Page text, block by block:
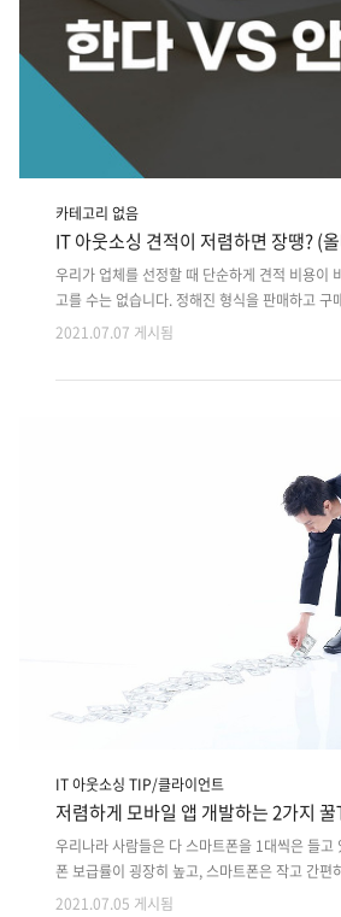
카테고리 없음
IT 아웃소싱 견적이 저렴하면 장땡? (
는 법)
우리가 업체를 선정할 때 단순하게 견적 비용이
고를 수는 없습니다. 정해진 형식을 판매하고 구
와는 다르게 고객이 직접 의뢰하고 개발업체가
지에 대한 공부가 우선 필요합니다! 첫째, 견적
요, 고객이 직접 의뢰하여 개발자가 수행해주는
인만큼 프로젝트를 기준으로 하여 기술 전문가들
하는 것입니다. 예) 기간(개월) X 프로젝트 총 투
2021.07.07 게시됨
IT 아웃소싱 TIP/클라이언트
저렴하게 모바일 앱 개발하는 2가지
우리나라 사람들은 다 스마트폰을 1대씩은 들고
폰 보급률이 굉장히 높고, 스마트폰은 작고 간편
문에 선호하는 이용자가 계속해서 증가하고 있습
2021.07.05 게시됨